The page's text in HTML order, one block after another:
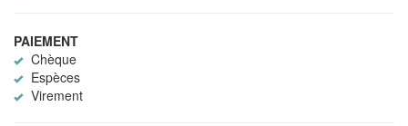
PAIEMENT
Chèque
Espèces
Virement